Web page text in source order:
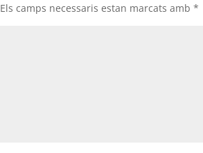
Els camps necessaris estan marcats amb*